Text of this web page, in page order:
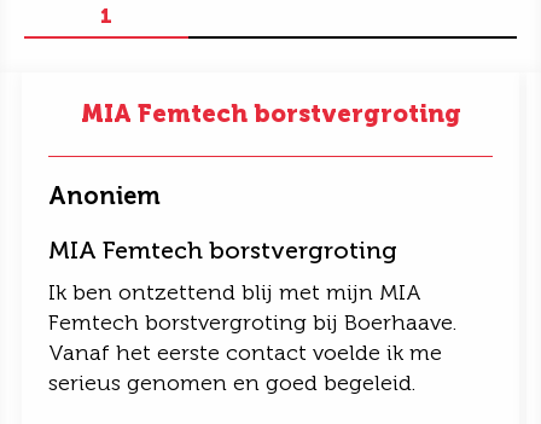
1
MIA Femtech borstvergroting
Anoniem
MIA Femtech borstvergroting
Ik ben ontzettend blij met mijn MIA
Femtech borstvergroting bij Boerhaave.
Vanaf het eerste contact voelde ik me
serieus genomen en goed begeleid.